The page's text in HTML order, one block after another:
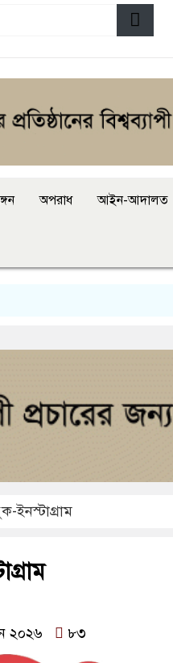
অপরাধ আইন-আদালত
ইনস্টাগ্রাম
২০২৬
৮৩